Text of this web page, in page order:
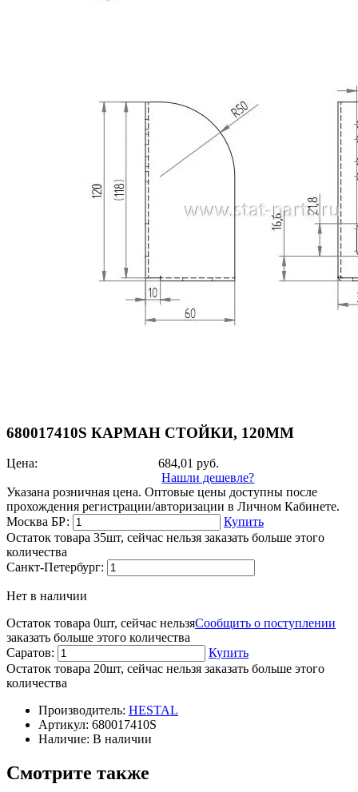
680017410S КАРМАН СТОЙКИ, 120ММ
Цена: 684,01руб.
Нашли дешевле?
Указана розничная цена. Оптовые цены доступны после
прохождения регистрации/авторизации в Личном Кабинете.
Москва БР:
Купить
Остаток товара 35шт, сейчас нельзя заказать больше этого
количества
Санкт-Петербург:
Нет в наличии
Сообщить о поступлении
Остаток товара 0шт, сейчас нельзя
заказать больше этого количества
Саратов:
Купить
Остаток товара 20шт, сейчас нельзя заказать больше этого
количества
Производитель: HESTAL
Артикул: 680017410S
Наличие: В наличии
Смотрите также